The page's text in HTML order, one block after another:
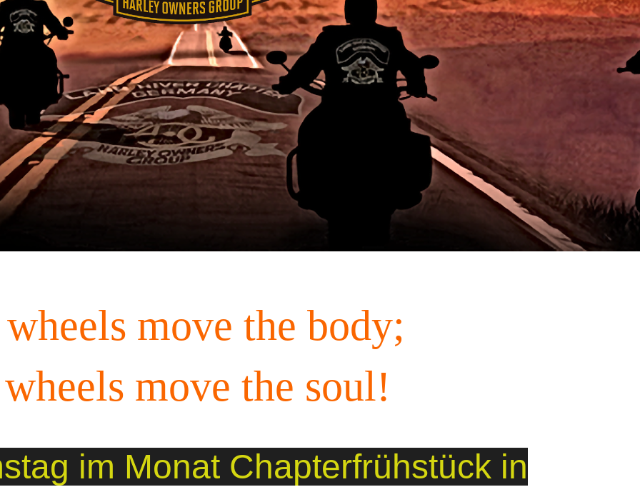
move the body;
move the soul!
im Monat Chapterfrühstück in